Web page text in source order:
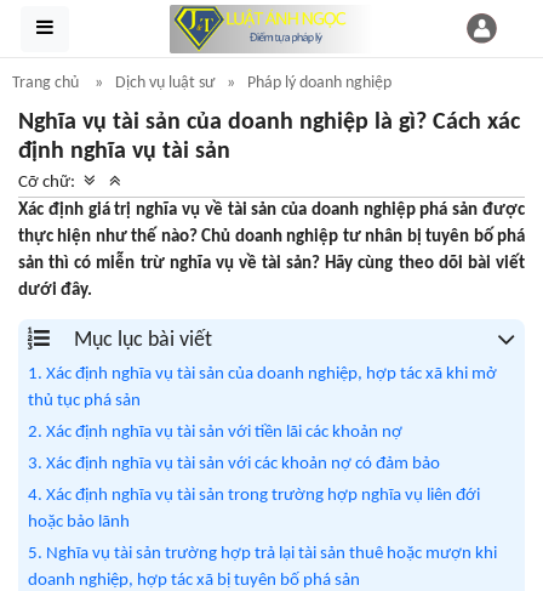
Trang chủ Dịch vụ luật sư Pháp lý doanh nghiệp
Nghĩa vụ tài sản của doanh nghiệp là gì? Cách xác
định nghĩa vụ tài sản
Cỡ chữ:
Xác định giá trị nghĩa vụ về tài sản của doanh nghiệp phá sản được
thực hiện như thế nào? Chủ doanh nghiệp tư nhân bị tuyên bố phá
sản thì có miễn trừ nghĩa vụ về tài sản? Hãy cùng theo dõi bài viết
dưới đây.
Mục lục bài viết
1. Xác định nghĩa vụ tài sản của doanh nghiệp, hợp tác xã khi mở
thủ tục phá sản
2. Xác định nghĩa vụ tài sản với tiền lãi các khoản nợ
3. Xác định nghĩa vụ tài sản với các khoản nợ có đảm bảo
4. Xác định nghĩa vụ tài sản trong trường hợp nghĩa vụ liên đới
hoặc bảo lãnh
5. Nghĩa vụ tài sản trường hợp trả lại tài sản thuê hoặc mượn khi
doanh nghiệp, hợp tác xã bị tuyên bố phá sản